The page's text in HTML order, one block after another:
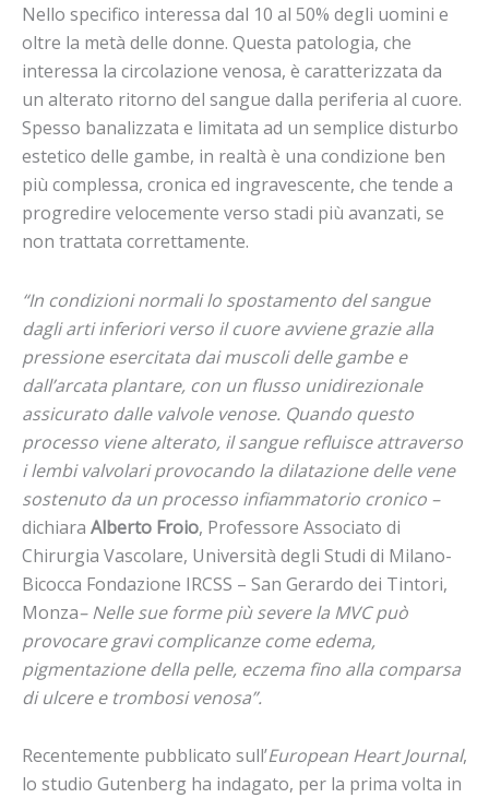
Nello specifico interessa dal 10 al 50% degli uomini e
oltre la metà delle donne. Questa patologia, che
interessa la circolazione venosa, è caratterizzata da
un alterato ritorno del sangue dalla periferia al cuore.
Spesso banalizzata e limitata ad un semplice disturbo
estetico delle gambe, in realtà è una condizione ben
più complessa, cronica ed ingravescente, che tende a
progredire velocemente verso stadi più avanzati, se
non trattata correttamente.
“In condizioni normali lo spostamento del sangue
dagli arti inferiori verso il cuore avviene grazie alla
pressione esercitata dai muscoli delle gambe e
dall’arcata plantare, con un flusso unidirezionale
assicurato dalle valvole venose. Quando questo
processo viene alterato, il sangue refluisce attraverso
i lembi valvolari provocando la dilatazione delle vene
sostenuto da un processo infiammatorio cronico –
dichiara Alberto Froio, Professore Associato di
Chirurgia Vascolare, Università degli Studi di Milano-
Bicocca Fondazione IRCSS – San Gerardo dei Tintori,
Monza– Nelle sue forme più severe la MVC può
provocare gravi complicanze come edema,
pigmentazione della pelle, eczema fino alla comparsa
di ulcere e trombosi venosa”.
Recentemente pubblicato sull’European Heart Journal,
lo studio Gutenberg ha indagato, per la prima volta in